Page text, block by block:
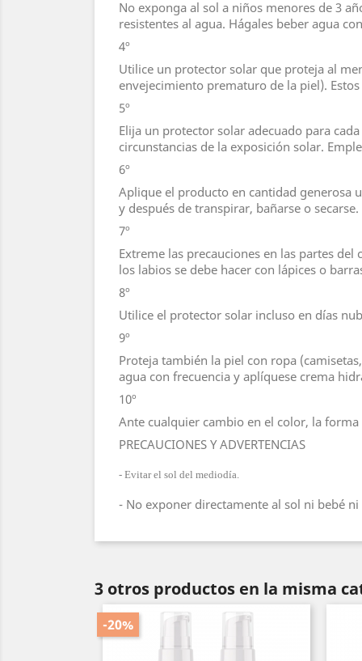
No exponga al sol a niños menores de 3
resistentes al agua. Hágales beber agua
4º
Utilice un protector solar que proteja al
envejecimiento prematuro de la piel).
5º
Elija un protector solar adecuado para
circunstancias de la exposición solar.
6º
Aplique el producto en cantidad generosa
y después de transpirar, bañarse o
7º
Extreme las precauciones en las partes
los labios se debe hacer con lápices o
8º
Utilice el protector solar incluso en días
9º
Proteja también la piel con ropa
agua con frecuencia y aplíquese crema
10º
Ante cualquier cambio en el color, la
PRECAUCIONES Y ADVERTENCIAS
- Evitar el sol del mediodía.
- No exponer directamente al sol ni bebé
3 otros productos en la misma
-20%